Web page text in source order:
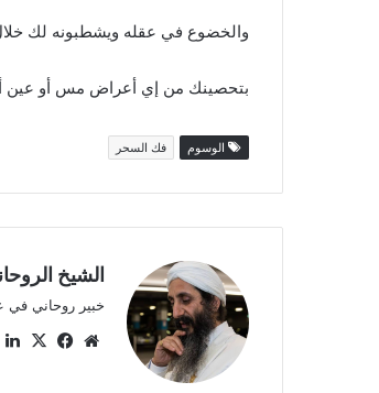
والخضوع في عقله ويشطبونه لك خلال 24 ساعة فقط وبعدها يقوم الشيخ الروحاني مهران أبا
بتحصينك من إي أعراض مس أو عين
الوسوم فك السحر
الشيخ
خبير روحاني في
موقعفيسبوك
X